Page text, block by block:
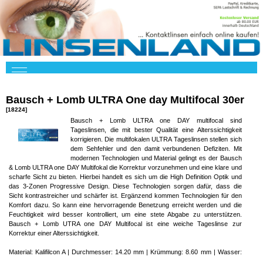
Bausch + Lomb ULTRA One day Multifocal 30er
[18224]
Bausch + Lomb ULTRA one DAY multifocal sind
Tageslinsen, die mit bester Qualität eine Alterssichtigkeit
korrigieren. Die multifokalen ULTRA Tageslinsen stellen sich
dem Sehfehler und den damit verbundenen Defiziten. Mit
modernen Technologien und Material gelingt es der Bausch
& Lomb ULTRA one DAY Multifokal die Korrektur vorzunehmen und eine klare und
scharfe Sicht zu bieten. Hierbei handelt es sich um die High Definition Optik und
das 3-Zonen Progressive Design. Diese Technologien sorgen dafür, dass die
Sicht kontrastreicher und schärfer ist. Ergänzend kommen Technologien für den
Komfort dazu. So kann eine hervorragende Benetzung erreicht werden und die
Feuchtigkeit wird besser kontrolliert, um eine stete Abgabe zu unterstützen.
Bausch + Lomb UTRA one DAY Multifocal ist eine weiche Tageslinse zur
Korrektur einer Alterssichtigkeit.
Material: Kalifilcon A | Durchmesser: 14.20 mm | Krümmung: 8.60 mm | Wasser: